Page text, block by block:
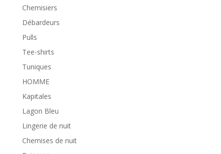
Chemisiers
Débardeurs
Pulls
Tee-shirts
Tuniques
HOMME
Kapitales
Lagon Bleu
Lingerie de nuit
Chemises de nuit